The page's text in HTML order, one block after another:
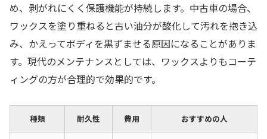
め、剥がれにくく保護機能が持続します。中古車の場合、
ワックスを塗り重ねると古い油分が酸化して汚れを抱き込
み、かえってボディを黒ずませる原因になることがありま
す。現代のメンテナンスとしては、ワックスよりもコーテ
ィングの方が合理的で効果的です。
種類 耐久性 費用 おすすめの人